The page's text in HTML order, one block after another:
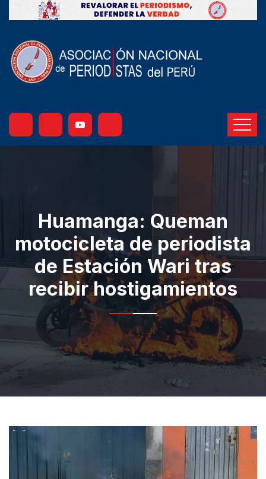
Huamanga: Queman
motocicleta de periodista
de Estación Wari tras
recibir hostigamientos